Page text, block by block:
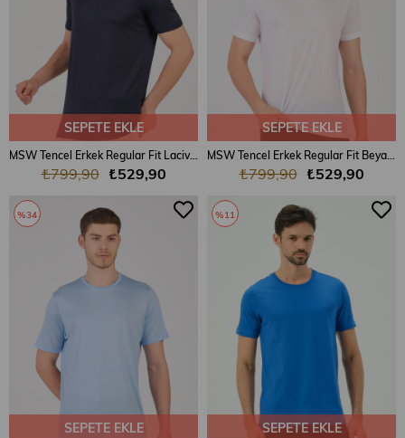
SEPETE EKLE
MSW Tencel Erkek Regular Fit Lacivert Bisiklet Yaka T-shirt
₺529,90
₺799,90
SEPETE EKLE
MSW Tencel Erkek Regular Fit Beyaz Bisiklet Yaka T-shirt
₺529,90
₺799,90
SEPETE EKLE
%34
SEPETE EKLE
%11